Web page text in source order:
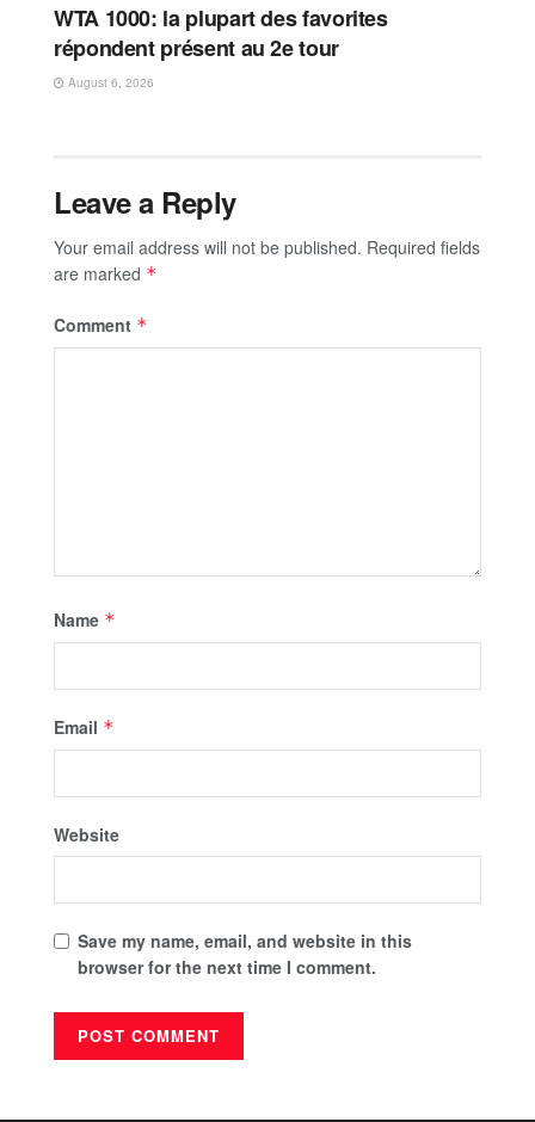
WTA 1000: la plupart des favorites
répondent présent au 2e tour
August 6, 2026
Leave a Reply
Your email address will not be published. Required fields
are marked *
Comment *
Name *
Email *
Website
Save my name, email, and website in this
browser for the next time I comment.